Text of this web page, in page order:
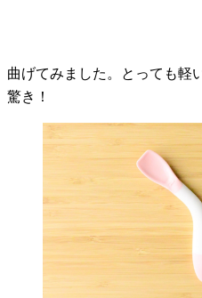
曲げてみました。とっても軽
驚き！